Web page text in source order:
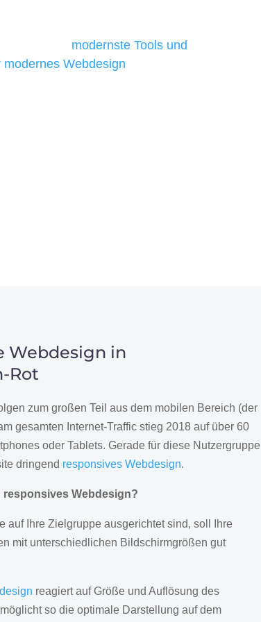
modernste Tools und
modernes Webdesign
Webdesign in
Rot
zum großen Teil aus dem mobilen Bereich (der
gesamten Internet-Traffic stieg 2018 auf über 60
oder Tablets. Gerade für diese Nutzergruppe
dringend responsives Webdesign.
responsives Webdesign?
auf Ihre Zielgruppe ausgerichtet sind, soll Ihre
mit unterschiedlichen Bildschirmgrößen gut
reagiert auf Größe und Auflösung des
so die optimale Darstellung auf dem